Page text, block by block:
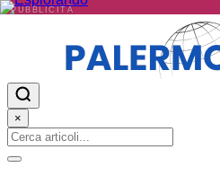
PUBBLICITÀ
×